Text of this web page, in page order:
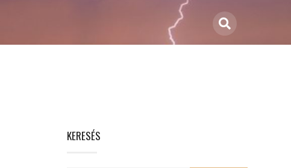
KERESÉS